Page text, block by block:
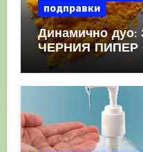
подправки
Динамично
ЧЕРНИЯ ПИПЕР
комбинация